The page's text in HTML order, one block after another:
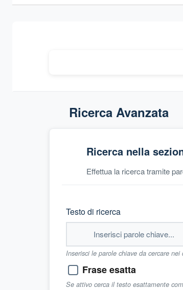
Ricerca Avanzata
Ricerca nella
Effettua la ricerca tramite
Testo di ricerca
Inserisci le parole chiave da cercare
Frase esatta
Se attivo cerca il testo esattamente